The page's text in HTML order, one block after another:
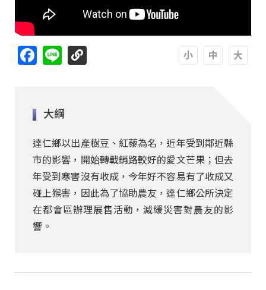
Facebook
Line
大綱
達仁鄉以出產樹豆、紅藜為名，近年受到鄰近縣
市的影響，開始轉戰銷路較好的愛文芒果；但去
年受到寒害沒有收成，今年好不容易有了收成又
碰上猴害，因此為了協助農友，達仁鄉公所決定
在都會區辦理展售活動，減緩災害對農友的影
響。